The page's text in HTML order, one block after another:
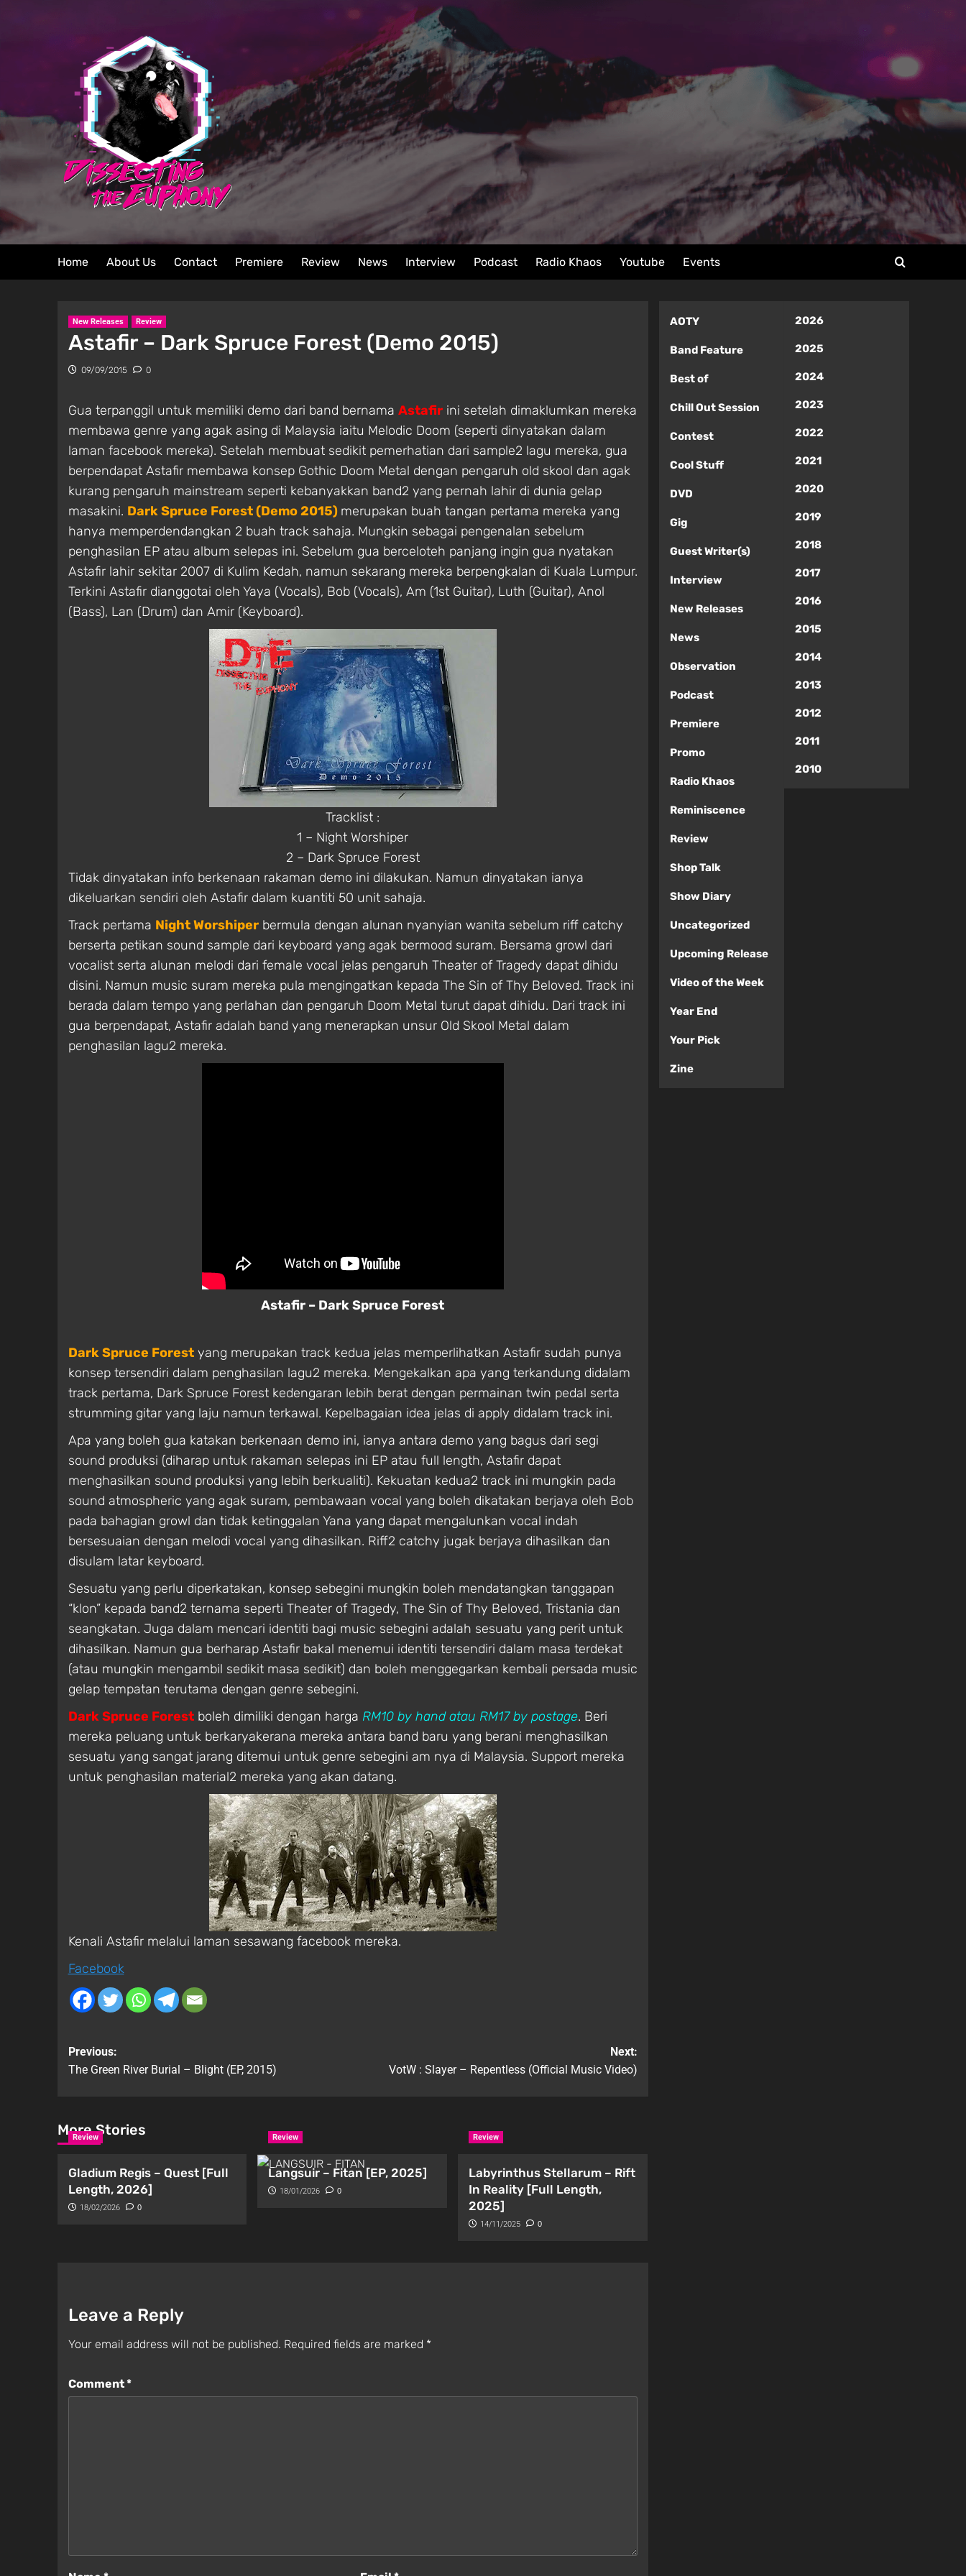
Home About Us Contact Premiere Review News Interview Podcast Radio Khaos Youtube Events
New Releases Review
Astafir – Dark Spruce Forest (Demo 2015)
09/09/2015 0
Gua terpanggil untuk memiliki demo dari band bernama Astafirini setelah dimaklumkan mereka
membawa genre yang agak asing di Malaysia iaitu Melodic Doom (seperti dinyatakan dalam
laman facebook mereka). Setelah membuat sedikit pemerhatian dari sample2 lagu mereka, gua
berpendapat Astafir membawa konsep Gothic Doom Metal dengan pengaruh old skool dan agak
kurang pengaruh mainstream seperti kebanyakkan band2 yang pernah lahir di dunia gelap
masakini. Dark Spruce Forest (Demo 2015) merupakan buah tangan pertama mereka yang
hanya memperdendangkan 2 buah track sahaja. Mungkin sebagai pengenalan sebelum
penghasilan EP atau album selepas ini. Sebelum gua berceloteh panjang ingin gua nyatakan
Astafir lahir sekitar 2007 di Kulim Kedah, namun sekarang mereka berpengkalan di Kuala Lumpur.
Terkini Astafir dianggotai oleh Yaya (Vocals), Bob (Vocals), Am (1st Guitar), Luth (Guitar), Anol
(Bass), Lan (Drum) dan Amir (Keyboard).
Tracklist :
1 – Night Worshiper
2 – Dark Spruce Forest
Tidak dinyatakan info berkenaan rakaman demo ini dilakukan. Namun dinyatakan ianya
dikeluarkan sendiri oleh Astafir dalam kuantiti 50 unit sahaja.
Track pertama Night Worshiperbermula dengan alunan nyanyian wanita sebelum riff catchy
berserta petikan sound sample dari keyboard yang agak bermood suram. Bersama growl dari
vocalist serta alunan melodi dari female vocal jelas pengaruh Theater of Tragedy dapat dihidu
disini. Namun music suram mereka pula mengingatkan kepada The Sin of Thy Beloved. Track ini
berada dalam tempo yang perlahan dan pengaruh Doom Metal turut dapat dihidu. Dari track ini
gua berpendapat, Astafir adalah band yang menerapkan unsur Old Skool Metal dalam
penghasilan lagu2 mereka.
Astafir – Dark Spruce Forest
Dark Spruce Forestyang merupakan track kedua jelas memperlihatkan Astafir sudah punya
konsep tersendiri dalam penghasilan lagu2 mereka. Mengekalkan apa yang terkandung didalam
track pertama, Dark Spruce Forest kedengaran lebih berat dengan permainan twin pedal serta
strumming gitar yang laju namun terkawal. Kepelbagaian idea jelas di apply didalam track ini.
Apa yang boleh gua katakan berkenaan demo ini, ianya antara demo yang bagus dari segi
sound produksi (diharap untuk rakaman selepas ini EP atau full length, Astafir dapat
menghasilkan sound produksi yang lebih berkualiti). Kekuatan kedua2 track ini mungkin pada
sound atmospheric yang agak suram, pembawaan vocal yang boleh dikatakan berjaya oleh Bob
pada bahagian growl dan tidak ketinggalan Yana yang dapat mengalunkan vocal indah
bersesuaian dengan melodi vocal yang dihasilkan. Riff2 catchy jugak berjaya dihasilkan dan
disulam latar keyboard.
Sesuatu yang perlu diperkatakan, konsep sebegini mungkin boleh mendatangkan tanggapan
“klon” kepada band2 ternama seperti Theater of Tragedy, The Sin of Thy Beloved, Tristania dan
seangkatan. Juga dalam mencari identiti bagi music sebegini adalah sesuatu yang perit untuk
dihasilkan. Namun gua berharap Astafir bakal menemui identiti tersendiri dalam masa terdekat
(atau mungkin mengambil sedikit masa sedikit) dan boleh menggegarkan kembali persada music
gelap tempatan terutama dengan genre sebegini.
Dark Spruce Forestboleh dimiliki dengan harga RM10 by hand atau RM17 by postage. Beri
mereka peluang untuk berkaryakerana mereka antara band baru yang berani menghasilkan
sesuatu yang sangat jarang ditemui untuk genre sebegini am nya di Malaysia. Support mereka
untuk penghasilan material2 mereka yang akan datang.
Kenali Astafir melalui laman sesawang facebook mereka.
Facebook
Previous:
The Green River Burial – Blight (EP, 2015)
Next:
VotW : Slayer – Repentless (Official Music Video)
More Stories
Review
Gladium Regis – Quest [Full
Length, 2026]
18/02/2026 0
Review
Langsuir – Fitan [EP, 2025]
18/01/2026 0
Review
Labyrinthus Stellarum – Rift
In Reality [Full Length,
2025]
14/11/2025 0
Leave a Reply
Your email address will not be published. Required fields are marked *
Comment*
AOTY
Band Feature
Best of
Chill Out Session
Contest
Cool Stuff
DVD
Gig
Guest Writer(s)
Interview
New Releases
News
Observation
Podcast
Premiere
Promo
Radio Khaos
Reminiscence
Review
Shop Talk
Show Diary
Uncategorized
Upcoming Release
Video of the Week
Year End
Your Pick
Zine
2026
2025
2024
2023
2022
2021
2020
2019
2018
2017
2016
2015
2014
2013
2012
2011
2010